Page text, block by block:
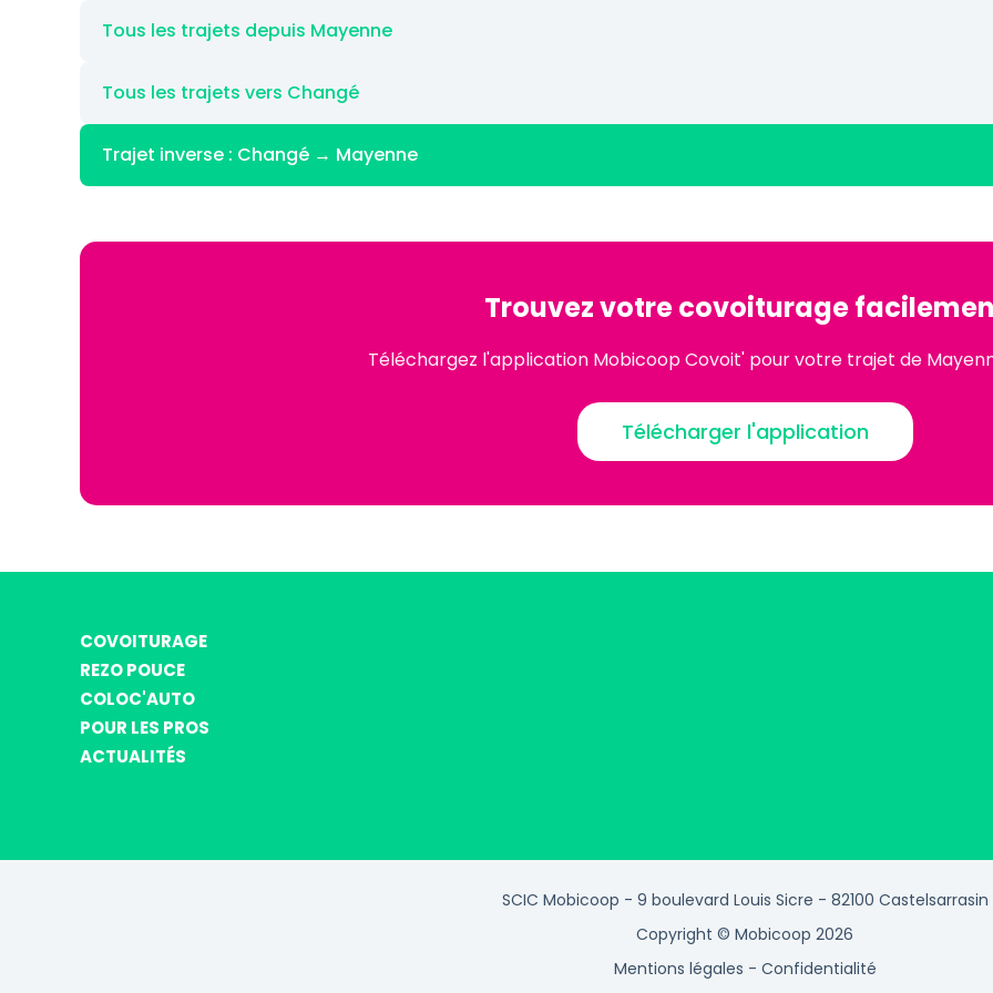
Tous les trajets depuis Mayenne
Tous les trajets vers Changé
Trajet inverse : Changé → Mayenne
Trouvez votre covoiturage
Téléchargez l'application Mobicoop Covoit' pour votre trajet de
Télécharger l'application
COVOITURAGE
REZO POUCE
COLOC'AUTO
POUR LES PROS
ACTUALITÉS
SCIC Mobicoop - 9 boulevard Louis Sicre - 82100 Castelsarrasin
Copyright © Mobicoop 2026
Mentions légales - Confidentialité